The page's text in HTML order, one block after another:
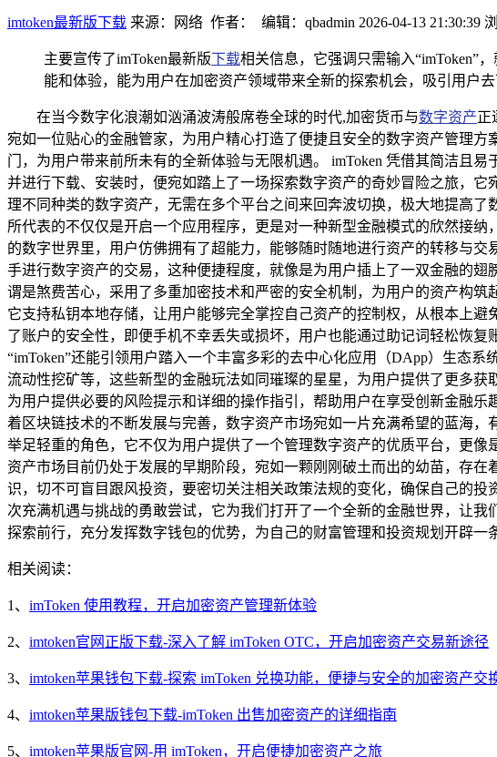
imtoken最新版下载 来源：网络 作者： 编辑：qbadmin 2026-04-13 21:30:39
主要宣传了imToken最新版下载相关信息，它强调只需输入“imToken”
能和体验，能为用户在加密资产领域带来全新的探索机会，吸引用户
在当今数字化浪潮如汹涌波涛般席卷全球的时代,加密货币与数字资产正
宛如一位贴心的金融管家，为用户精心打造了便捷且安全的数字资产管理
门，为用户带来前所未有的全新体验与无限机遇。 imToken 凭借其简洁且
并进行下载、安装时，便宛如踏上了一场探索数字资产的奇妙冒险之旅，
理不同种类的数字资产，无需在多个平台之间来回奔波切换，极大地提高了
所代表的不仅仅是开启一个应用程序，更是对一种新型金融模式的欣然接
的数字世界里，用户仿佛拥有了超能力，能够随时随地进行资产的转移与
手进行数字资产的交易，这种便捷程度，就像是为用户插上了一双金融的
谓是煞费苦心，采用了多重加密技术和严密的安全机制，为用户的资产构筑
它支持私钥本地存储，让用户能够完全掌控自己资产的控制权，从根本上
了账户的安全性，即便手机不幸丢失或损坏，用户也能通过助记词轻松恢
“imToken”还能引领用户踏入一个丰富多彩的去中心化应用（DApp）生态
流动性挖矿等，这些新型的金融玩法如同璀璨的星星，为用户提供了更多获
为用户提供必要的风险提示和详细的操作指引，帮助用户在享受创新金融
着区块链技术的不断发展与完善，数字资产市场宛如一片充满希望的蓝海
举足轻重的角色，它不仅为用户提供了一个管理数字资产的优质平台，更
资产市场目前仍处于发展的早期阶段，宛如一颗刚刚破土而出的幼苗，存
识，切不可盲目跟风投资，要密切关注相关政策法规的变化，确保自己的
次充满机遇与挑战的勇敢尝试，它为我们打开了一个全新的金融世界，让
探索前行，充分发挥数字钱包的优势，为自己的财富管理和投资规划开辟一
相关阅读：
1、 imToken 使用教程，开启加密资产管理新体验
2、 imtoken官网正版下载-深入了解 imToken OTC，开启加密资产交易新途径
3、 imtoken苹果钱包下载-探索 imToken 兑换功能，便捷与安全的加密资产交
4、 imtoken苹果版钱包下载-imToken 出售加密资产的详细指南
5、 imtoken苹果版官网-用 imToken，开启便捷加密资产之旅